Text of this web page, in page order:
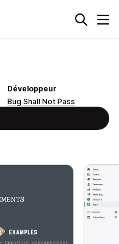
Développeur
Bug Shall Not Pass